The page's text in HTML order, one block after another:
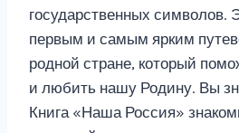
государственных символов.
первым и самым ярким
родной стране, который
и любить нашу Родину. Вы
Книга «Наша Россия»